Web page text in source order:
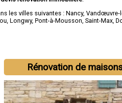
les villes suivantes :Nancy,Vandœuvre-
,Longwy,Pont-à-Mousson ,Saint-Max ,
Rénovation de